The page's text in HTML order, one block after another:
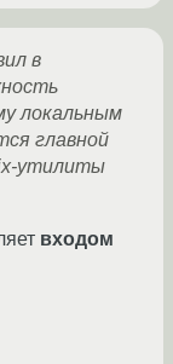
в
локальным
главной
утилиты
входом